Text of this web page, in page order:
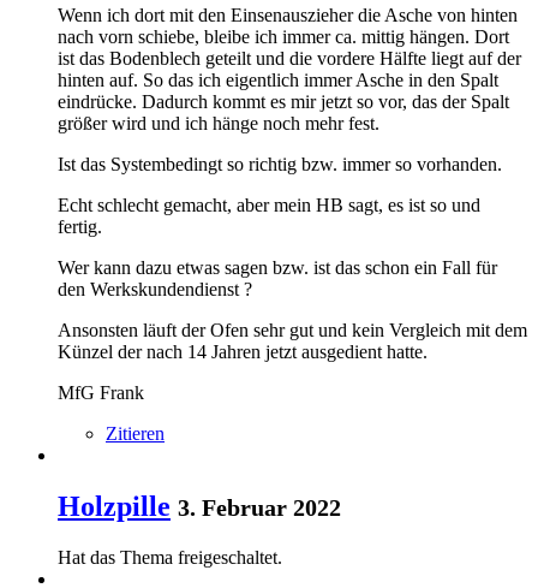
Wenn ich dort mit den Einsenauszieher die Asche von hinten
nach vorn schiebe, bleibe ich immer ca. mittig hängen. Dort
ist das Bodenblech geteilt und die vordere Hälfte liegt auf der
hinten auf. So das ich eigentlich immer Asche in den Spalt
eindrücke. Dadurch kommt es mir jetzt so vor, das der Spalt
größer wird und ich hänge noch mehr fest.
Ist das Systembedingt so richtig bzw. immer so vorhanden.
Echt schlecht gemacht, aber mein HB sagt, es ist so und
fertig.
Wer kann dazu etwas sagen bzw. ist das schon ein Fall für
den Werkskundendienst ?
Ansonsten läuft der Ofen sehr gut und kein Vergleich mit dem
Künzel der nach 14 Jahren jetzt ausgedient hatte.
MfG Frank
Zitieren
Holzpille 3. Februar 2022
Hat das Thema freigeschaltet.